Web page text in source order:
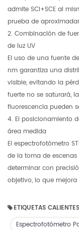
admite SCI+SCE al
prueba de
2. Combinación de
de luz UV
El uso de una fuente
nm garantiza una
visible, evitando la
fuerte no se saturará,
fluorescencia pueden
4. El posicionamiento
área medida
El espectrofotómetro
de la toma de
determinar con
objetivo, lo que
ETIQUETAS
Espectrofotómetro